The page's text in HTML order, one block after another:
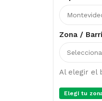
Zona /
Al elegir el
Elegí tu